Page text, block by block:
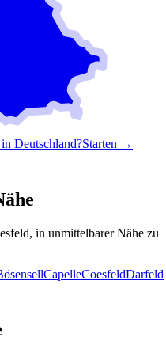
Deutschland?Starten →
, in unmittelbarer Nähe zu
CapelleCoesfeldDarfeld